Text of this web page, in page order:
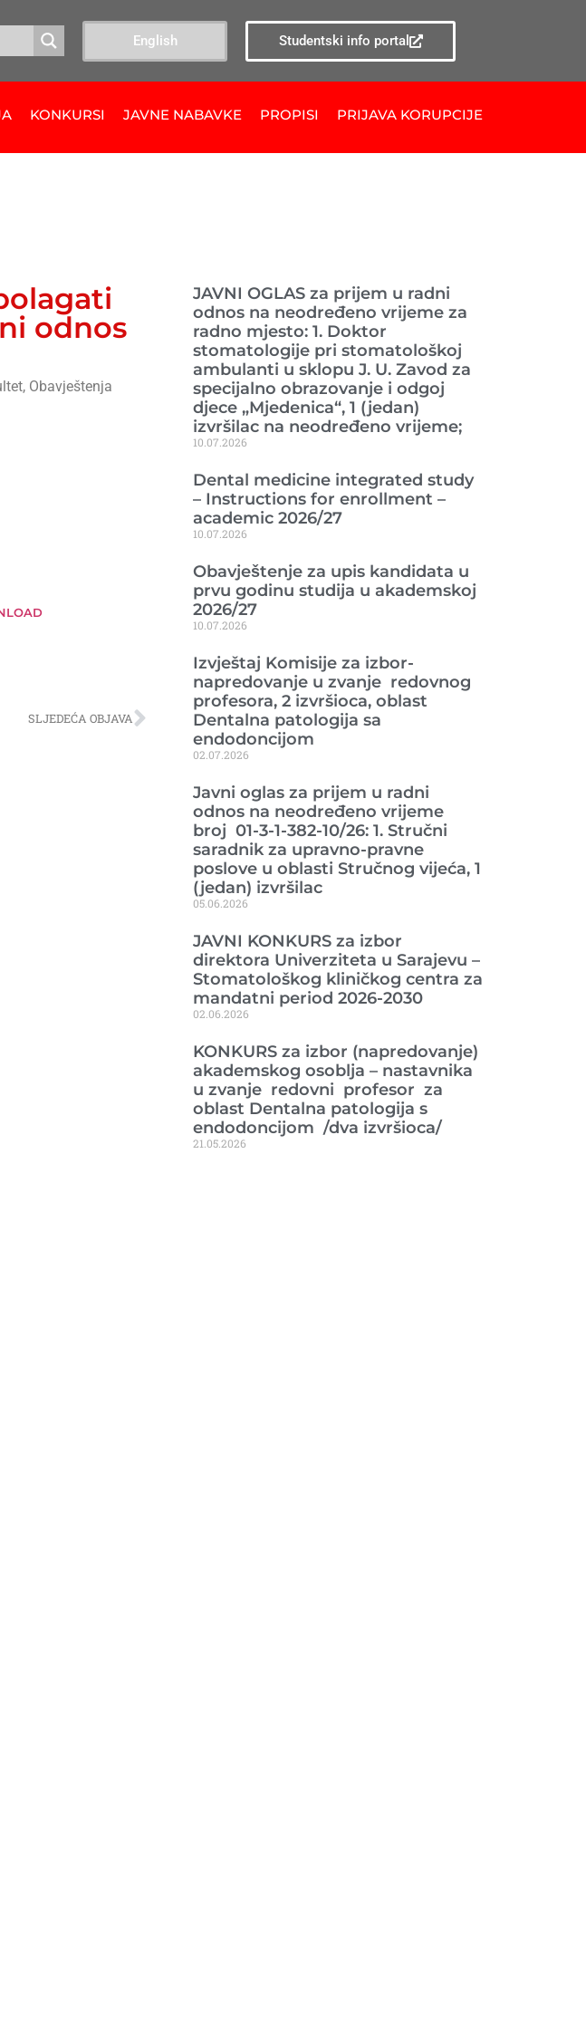
English Studentski info portal
KONKURSI JAVNE NABAVKE PROPISI PRIJAVA KORUPCIJE
odnos
, Obavještenja
SLJEDEĆA OBJAVA
JAVNI OGLAS za prijem u radni
odnos na neodređeno vrijeme za
radno mjesto: 1. Doktor
stomatologije pri stomatološkoj
ambulanti u sklopu J. U. Zavod za
specijalno obrazovanje i odgoj
djece „Mjedenica“, 1 (jedan)
izvršilac na neodređeno vrijeme;
10.07.2026
Dental medicine integrated study
– Instructions for enrollment –
academic 2026/27
10.07.2026
Obavještenje za upis kandidata u
prvu godinu studija u akademskoj
2026/27
10.07.2026
Izvještaj Komisije za izbor-
napredovanje u zvanje redovnog
profesora, 2 izvršioca, oblast
Dentalna patologija sa
endodoncijom
02.07.2026
Javni oglas za prijem u radni
odnos na neodređeno vrijeme
broj 01-3-1-382-10/26: 1. Stručni
saradnik za upravno-pravne
poslove u oblasti Stručnog vijeća, 1
(jedan) izvršilac
05.06.2026
JAVNI KONKURS za izbor
direktora Univerziteta u Sarajevu –
Stomatološkog kliničkog centra za
mandatni period 2026-2030
02.06.2026
KONKURS za izbor (napredovanje)
akademskog osoblja – nastavnika
u zvanje redovni profesor za
oblast Dentalna patologija s
endodoncijom /dva izvršioca/
21.05.2026